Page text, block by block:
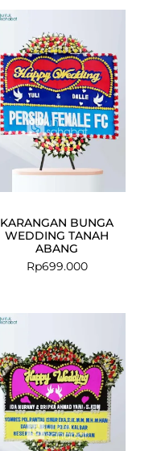
KARANGAN BUNGA
WEDDING TANAH
ABANG
Rp699.000
was:
Rp949.000.
is:
Rp924.500.